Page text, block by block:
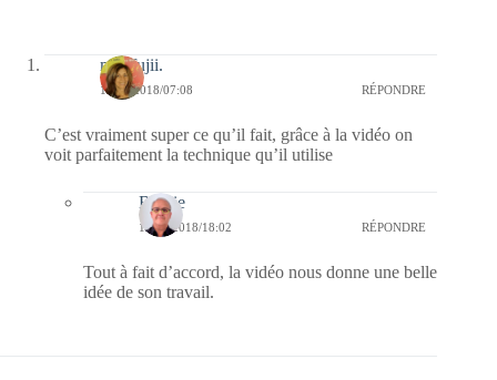
missfujii.
10/09/2018/07:08 RÉPONDRE
C’est vraiment super ce qu’il fait, grâce à la vidéo on
voit parfaitement la technique qu’il utilise
Bernie
13/09/2018/18:02 RÉPONDRE
Tout à fait d’accord, la vidéo nous donne une belle
idée de son travail.